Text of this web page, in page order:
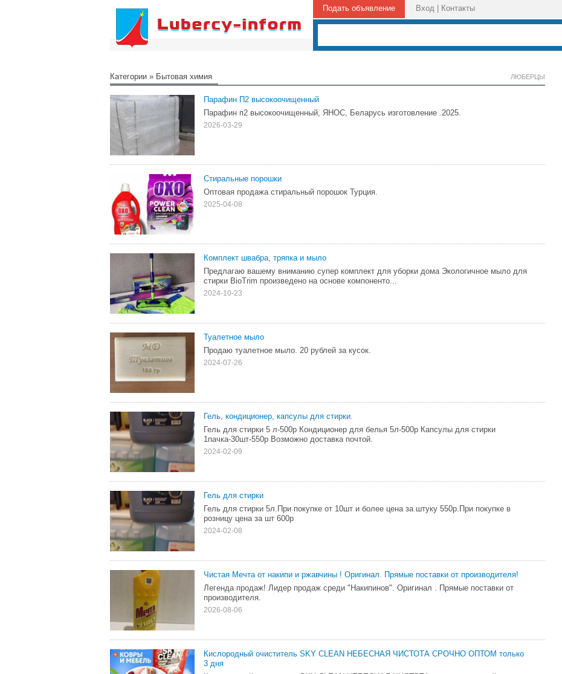
Подать объявление Вход Контакты
Категории » Бытовая химия ЛЮБЕРЦЫ
Парафин П2 высокоочищенный
Парафин п2 высокоочищенный, ЯНОС, Беларусь изготовление .2025.
2026-03-29
Стиральные порошки
Оптовая продажа стиральный порошок Турция.
2025-04-08
Комплект швабра, тряпка и мыло
Предлагаю вашему вниманию супер комплект для уборки дома Экологичное мыло для
стирки BioTrim произведено на основе компоненто...
2024-10-23
Туалетное мыло
Продаю туалетное мыло. 20 рублей за кусок.
2024-07-26
Гель, кондиционер, капсулы для стирки.
Гель для стирки 5 л-500р Кондиционер для белья 5л-500р Капсулы для стирки
1пачка-30шт-550р Возможно доставка почтой.
2024-02-09
Гель для стирки
Гель для стирки 5л.При покупке от 10шт и более цена за штуку 550р.При покупке в
розницу цена за шт 600р
2024-02-08
Чистая Мечта от накипи и ржавчины ! Оригинал. Прямые поставки от производителя!
Легенда продаж! Лидер продаж среди "Накипинов". Оригинал . Прямые поставки от
производителя.
2026-08-06
Кислородный очиститель SKY CLEAN НЕБЕСНАЯ ЧИСТОТА СРОЧНО ОПТОМ только
3 дня